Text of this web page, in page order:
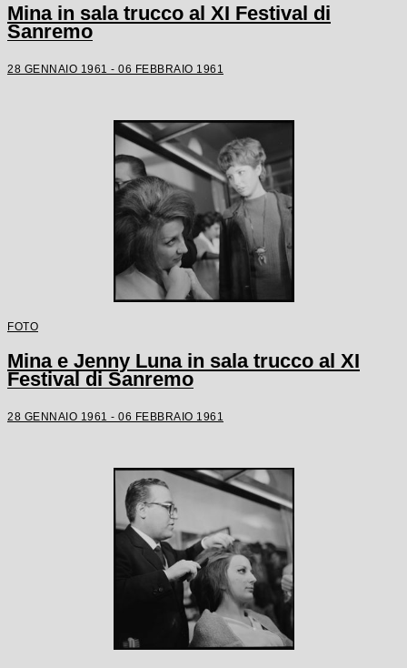
Mina in sala trucco al XI Festival di
Sanremo
28 GENNAIO 1961 - 06 FEBBRAIO 1961
FOTO
Mina e Jenny Luna in sala trucco al XI
Festival di Sanremo
28 GENNAIO 1961 - 06 FEBBRAIO 1961